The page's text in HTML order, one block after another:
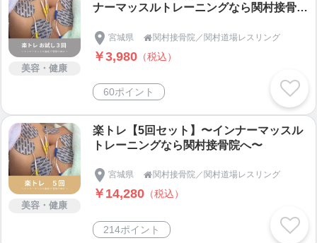
美容・健康
ナーマッスルトレーニングなら関村接骨院
宮城県 関村接骨院／関村道場レスリング
￥3,980 （税込）
60ポイント
美容・健康
楽トレ【5回セット】〜インナーマッスル
トレーニングなら関村接骨院へ〜
宮城県 関村接骨院／関村道場レスリング
￥14,280 （税込）
214ポイント